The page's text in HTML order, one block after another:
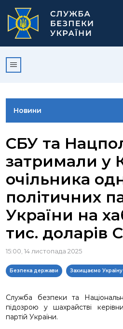
Новини
ВІДЕОГАЛЕРЕЯ
КОНТАКТИ ПРЕСЦЕНТРУ
СБУ та
затримали у
очільника
політичних
України на
тис. доларів
15:00, 14 листопада 2025
Безпека держави Захищаємо
Служба безпеки та
підозрою у шахрайстві
партій України.